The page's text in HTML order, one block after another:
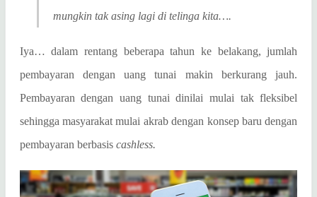
mungkin tak asing lagi di telinga kita….
Iya… dalam rentang beberapa tahun ke belakang, jumlah
pembayaran dengan uang tunai makin berkurang jauh.
Pembayaran dengan uang tunai dinilai mulai tak fleksibel
sehingga masyarakat mulai akrab dengan konsep baru dengan
pembayaran berbasis cashless.